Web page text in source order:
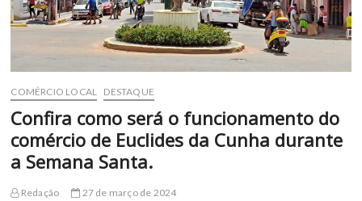
de
Euclides
COMÉRCIO LOCAL DESTAQUE
Confira como será o funcionamento do
comércio de Euclides da Cunha durante
a Semana Santa.
Redação 27 de março de 2024